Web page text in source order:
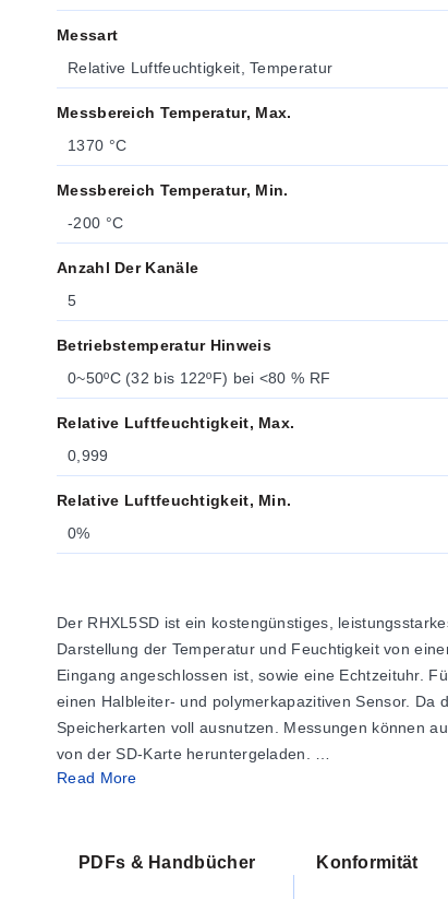
Messart
Relative Luftfeuchtigkeit, Temperatur
Messbereich Temperatur, Max.
1370 °C
Messbereich Temperatur, Min.
-200 °C
Anzahl Der Kanäle
5
Betriebstemperatur Hinweis
0~50ºC (32 bis 122ºF) bei <80 % RF
Relative Luftfeuchtigkeit, Max.
0,999
Relative Luftfeuchtigkeit, Min.
0%
Der RHXL5SD ist ein kostengünstiges,
Darstellung der Temperatur und Feuchtigkeit von
Eingang angeschlossen ist, sowie eine Echtzeituhr.
einen Halbleiter- und polymerkapazitiven Sensor. Da
Speicherkarten voll ausnutzen. Messungen können
von der SD-Karte heruntergeladen.
Read More
PDFs & Handbücher Konformität